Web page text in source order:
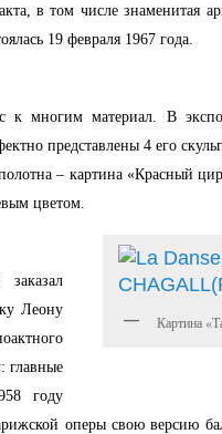
в том числе знаменитая
19 февраля 1967 года.
к многим материал. В
представлены 4 его
– картина «Красный
цветом.
Картина
Леону
главные
году
оперы свою версию